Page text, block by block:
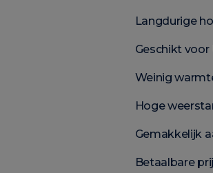
Langdurige
Geschikt voor
Weinig
Hoge
Gemakkelijk
Betaalbare